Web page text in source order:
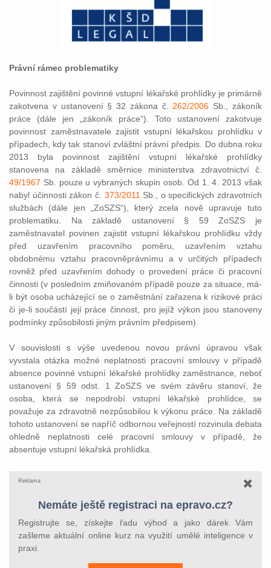
Právní rámec problematiky
Povinnost zajištění povinné vstupní lékařské prohlídky je primárně
zakotvena v ustanovení § 32 zákona č. 262/2006 Sb., zákoník
práce (dále jen „zákoník práce“). Toto ustanovení zakotvuje
povinnost zaměstnavatele zajistit vstupní lékařskou prohlídku v
případech, kdy tak stanoví zvláštní právní předpis. Do dubna roku
2013 byla povinnost zajištění vstupní lékařské prohlídky
stanovena na základě směrnice ministerstva zdravotnictví č.
49/1967 Sb. pouze u vybraných skupin osob. Od 1. 4. 2013 však
nabyl účinnosti zákon č. 373/2011 Sb., o specifických zdravotních
službách (dále jen „ZoSZS“), který zcela nově upravuje tuto
problematiku. Na základě ustanovení § 59 ZoSZS je
zaměstnavatel povinen zajistit vstupní lékařskou prohlídku vždy
před uzavřením pracovního poměru, uzavřením vztahu
obdobnému vztahu pracovněprávnímu a v určitých případech
rovněž před uzavřením dohody o provedení práce či pracovní
činnosti (v posledním zmiňovaném případě pouze za situace, má-
li být osoba ucházející se o zaměstnání zařazena k rizikové práci
či je-li součástí její práce činnost, pro jejíž výkon jsou stanoveny
podmínky způsobilosti jiným právním předpisem).
V souvislosti s výše uvedenou novou právní úpravou však
vyvstala otázka možné neplatnosti pracovní smlouvy v případě
absence povinné vstupní lékařské prohlídky zaměstnance, neboť
ustanovení § 59 odst. 1 ZoSZS ve svém závěru stanoví, že
osoba, která se nepodrobí vstupní lékařské prohlídce, se
považuje za zdravotně nezpůsobilou k výkonu práce. Na základě
tohoto ustanovení se napříč odbornou veřejností rozvinula debata
ohledně neplatnosti celé pracovní smlouvy v případě, že
absentuje vstupní lékařská prohlídka.
Reklama
Nemáte ještě registraci na epravo.cz?
Registrujte se, získejte řadu výhod a jako dárek Vám
zašleme aktuální online kurz na využití umělé inteligence v
praxi.